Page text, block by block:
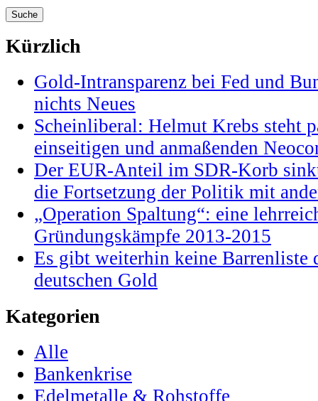
Kürzlich
Gold-Intransparenz bei Fed und
nichts Neues
Scheinliberal: Helmut Krebs steht
einseitigen und anmaßenden
Der EUR-Anteil im SDR-Korb
die Fortsetzung der Politik mit
„Operation Spaltung“: eine
Gründungskämpfe 2013-2015
Es gibt weiterhin keine Barrenliste
deutschen Gold
Kategorien
Alle
Bankenkrise
Edelmetalle & Rohstoffe